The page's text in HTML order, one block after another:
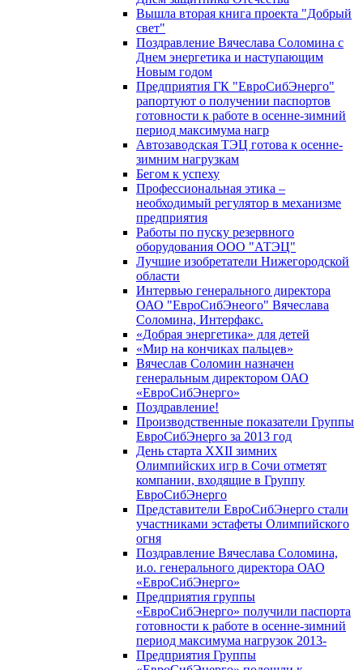
Вышла вторая книга проекта "Добрый
свет"
Поздравление Вячеслава Соломина с
Днем энергетика и наступающим
Новым годом
Предприятия ГК "ЕвроСибЭнерго"
рапортуют о получении паспортов
готовности к работе в осенне-зимний
период максимума нагр
Автозаводская ТЭЦ готова к осенне-
зимним нагрузкам
Бегом к успеху
Профессиональная этика –
необходимый регулятор в механизме
предприятия
Работы по пуску резервного
оборудования ООО "АТЭЦ"
Лучшие изобретатели Нижегородской
области
Интервью генерального директора
ОАО "ЕвроСибЭнеого" Вячеслава
Соломина, Интерфакс.
«Добрая энергетика» для детей
«Мир на кончиках пальцев»
Вячеслав Соломин назначен
генеральным директором ОАО
«ЕвроСибЭнерго»
Поздравление!
Производственные показатели Группы
ЕвроСибЭнерго за 2013 год
День старта XXII зимних
Олимпийских игр в Сочи отметят
компании, входящие в Группу
ЕвроСибЭнерго
Представители ЕвроСибЭнерго стали
участниками эстафеты Олимпийского
огня
Поздравление Вячеслава Соломина,
и.о. генерального директора ОАО
«ЕвроСибЭнерго»
Предприятия группы
«ЕвроСибЭнерго» получили паспорта
готовности к работе в осенне-зимний
период максимума нагрузок 2013-
Предприятия Группы